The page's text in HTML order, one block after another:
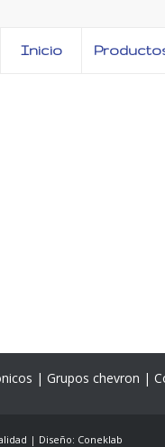
Inicio
| Grupos chevron
| Diseño: Coneklab